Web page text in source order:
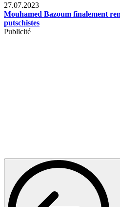
27.07.2023
Mouhamed Bazoum finalement
putschistes
Publicité